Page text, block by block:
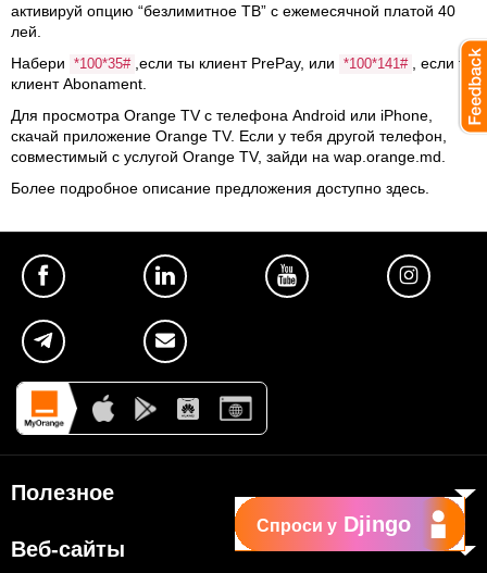
активируй опцию “безлимитное ТВ” с ежемесячной платой 40
лей.
Набери
*100*35# ,если ты клиент PrePay, или *100*141#
, если ты
клиент Abonament.
Для просмотра Orange TV с телефона Android или iPhone,
скачай приложение Orange TV. Если у тебя другой телефон,
совместимый с услугой Orange TV, зайди на wap.orange.md.
Более подробное описание предложения доступно здесь
Полезное
Веб-сайты
Спроси у Djingo